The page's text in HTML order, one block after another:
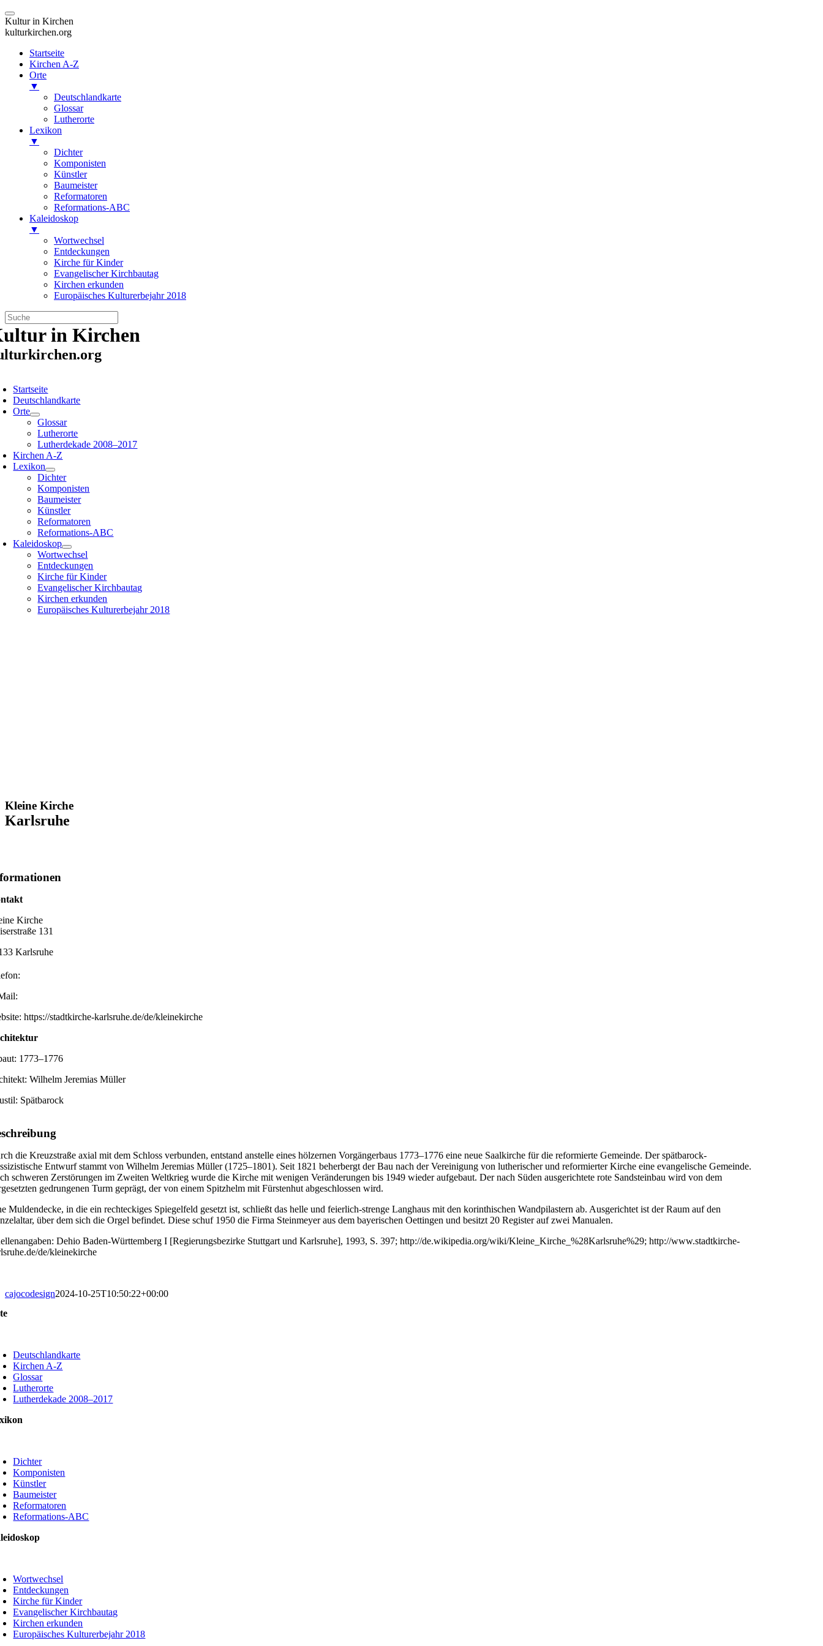
Kultur in Kirchen
kulturkirchen.org
Startseite
Kirchen A-Z
Orte
▼
Deutschlandkarte
Glossar
Lutherorte
Lexikon
▼
Dichter
Komponisten
Künstler
Baumeister
Reformatoren
Reformations-ABC
Kaleidoskop
▼
Wortwechsel
Entdeckungen
Kirche für Kinder
Evangelischer Kirchbautag
Kirchen erkunden
Europäisches Kulturerbejahr 2018
Zum
Inhalt
springen
in Kirchen
Startseite
Deutschlandkarte
Orte
Glossar
Lutherorte
Lutherdekade 2008–2017
Kirchen A-Z
Lexikon
Dichter
Komponisten
Baumeister
Künstler
Reformatoren
Reformations-ABC
Kaleidoskop
Wortwechsel
Entdeckungen
Kirche für Kinder
Evangelischer Kirchbautag
Kirchen erkunden
Europäisches Kulturerbejahr 2018
Kleine Kirche
Karlsruhe
Kirche
131
Karlsruhe
https://stadtkirche-karlsruhe.de/de/kleinekirche
1773–1776
Wilhelm Jeremias Müller
Spätbarock
die Kreuzstraße axial mit dem Schloss verbunden, entstand anstelle eines hölzernen Vorgängerbaus 1773–1776 eine neue Saalkirche für die reformierte Gemeinde. Der spätbarock-
Entwurf stammt von Wilhelm Jeremias Müller (1725–1801). Seit 1821 beherbergt der Bau nach der Vereinigung von lutherischer und reformierter Kirche eine evangelische Gemeinde.
schweren Zerstörungen im Zweiten Weltkrieg wurde die Kirche mit wenigen Veränderungen bis 1949 wieder aufgebaut. Der nach Süden ausgerichtete rote Sandsteinbau wird von dem
gedrungenen Turm geprägt, der von einem Spitzhelm mit Fürstenhut abgeschlossen wird.
Muldendecke, in die ein rechteckiges Spiegelfeld gesetzt ist, schließt das helle und feierlich-strenge Langhaus mit den korinthischen Wandpilastern ab. Ausgerichtet ist der Raum auf den
über dem sich die Orgel befindet. Diese schuf 1950 die Firma Steinmeyer aus dem bayerischen Oettingen und besitzt 20 Register auf zwei Manualen.
Dehio Baden-Württemberg I [Regierungsbezirke Stuttgart und Karlsruhe], 1993, S. 397; http://de.wikipedia.org/wiki/Kleine_Kirche_%28Karlsruhe%29; http://www.stadtkirche-
de/kleinekirche
cajocodesign2024-10-25T10:50:22+00:00
Deutschlandkarte
Kirchen A-Z
Glossar
Lutherorte
Lutherdekade 2008–2017
Dichter
Komponisten
Künstler
Baumeister
Reformatoren
Reformations-ABC
Wortwechsel
Entdeckungen
Kirche für Kinder
Evangelischer Kirchbautag
Kirchen erkunden
Europäisches Kulturerbejahr 2018